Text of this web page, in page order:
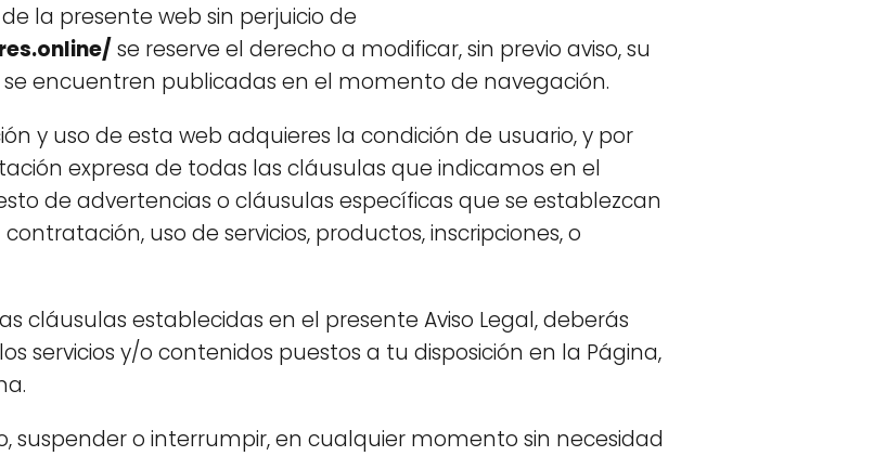
la presente web sin perjuicio de
se reserve el derecho a modificar, sin previo aviso, su
encuentren publicadas en el momento de navegación.
y uso de esta web adquieres la condición de usuario, y por
expresa de todas las cláusulas que indicamos en el
de advertencias o cláusulas específicas que se establezcan
uso de servicios, productos, inscripciones, o
cláusulas establecidas en el presente Aviso Legal, deberás
servicios y/o contenidos puestos a tu disposición en la Página,
suspender o interrumpir, en cualquier momento sin necesidad